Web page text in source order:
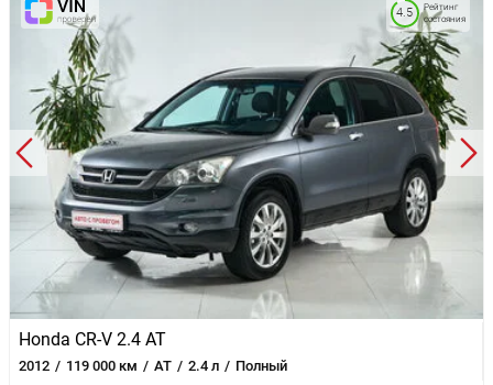
Honda CR-V 2.4 AT
2012 119 000 км AT 2.4 л Полный
Рейтинг
состояния
4.5